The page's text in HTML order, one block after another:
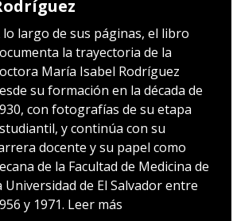
lo largo de sus páginas, el libro
la trayectoria de la
María Isabel Rodríguez
su formación en la década de
con fotografías de su etapa
y continúa con su
docente y su papel como
de la Facultad de Medicina de
Universidad de El Salvador entre
y 1971. Leer más